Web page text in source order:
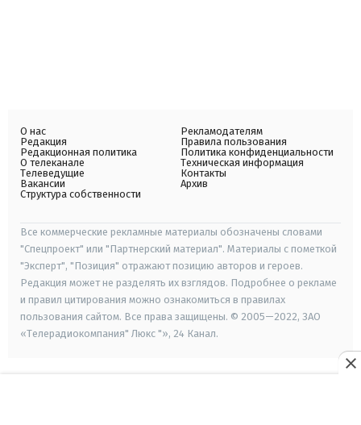
О нас
Редакция
Редакционная политика
О телеканале
Телеведущие
Вакансии
Структура собственности
Рекламодателям
Правила пользования
Политика конфиденциальности
Техническая информация
Контакты
Архив
Все коммерческие рекламные материалы обозначены словами
"Спецпроект" или "Партнерский материал". Материалы с пометкой
"Эксперт", "Позиция" отражают позицию авторов и героев.
Редакция может не разделять их взглядов. Подробнее о рекламе
и правил цитирования можно ознакомиться в правилах
пользования сайтом. Все права защищены. © 2005—2022, ЗАО
«Телерадиокомпания" Люкс "», 24 Канал.